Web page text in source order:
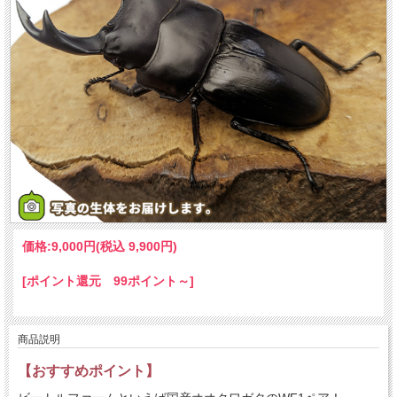
価格:9,000円(税込 9,900円)
[ポイント還元 99ポイント～]
商品説明
【おすすめポイント】